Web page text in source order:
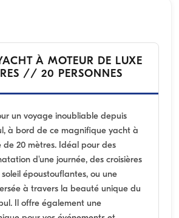
À MOTEUR DE LUXE
// 20 PERSONNES
un voyage inoubliable depuis
à bord de ce magnifique yacht à
de 20 mètres. Idéal pour des
d'une journée, des croisières
époustouflantes, ou une
à travers la beauté unique du
Il offre également une